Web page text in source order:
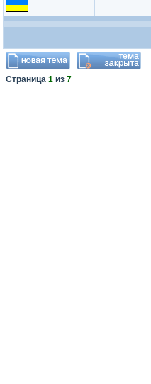
Страница 1 из 7